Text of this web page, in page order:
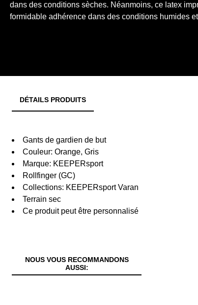
dans des conditions sèches. Néanmoins, ce latex
formidable adhérence dans des conditions humides
DÉTAILS PRODUITS
Gants de gardien de but
Couleur: Orange, Gris
Marque: KEEPERsport
Rollfinger (GC)
Collections: KEEPERsport Varan
Terrain sec
Ce produit peut être personnalisé
NOUS VOUS RECOMMANDONS
AUSSI: